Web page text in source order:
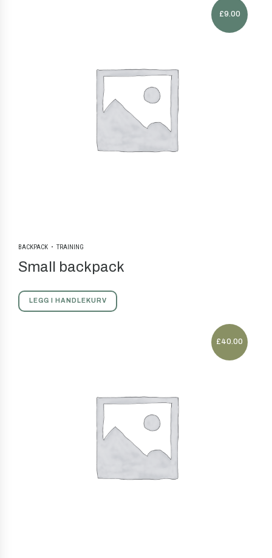
BACKPACK TRAINING
Small backpack
£9.00
LEGG I HANDLEKURV
£40.00